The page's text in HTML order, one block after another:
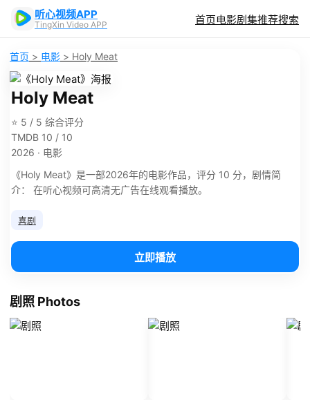
听心视频APP
TingXin Video APP 首页电影剧集推荐搜索
首页 > 电影 > Holy Meat
Holy Meat
⭐ 5 / 5 综合评分
TMDB 10 / 10
2026 · 电影
《Holy Meat》是一部2026年的电影作品，评分 10 分，剧情简
介： 在听心视频可高清无广告在线观看播放。
喜剧
立即播放
剧照 Photos